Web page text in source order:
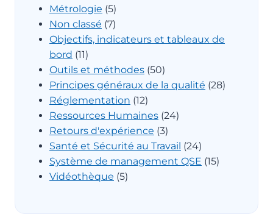
Métrologie (5)
Non classé (7)
Objectifs, indicateurs et tableaux de
bord (11)
Outils et méthodes (50)
Principes généraux de la qualité (28)
Réglementation (12)
Ressources Humaines (24)
Retours d'expérience (3)
Santé et Sécurité au Travail (24)
Système de management QSE (15)
Vidéothèque (5)